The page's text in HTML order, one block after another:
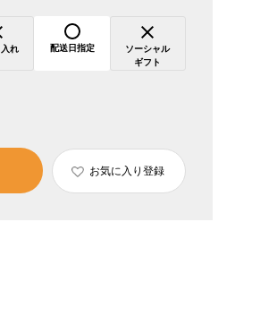
れ 配送日指定
ソーシャル
ギフト
お気に入り登録